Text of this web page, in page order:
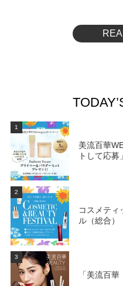
1
美流百華
トして応募
2
コスメティ
ル（総合）
3
「美流百